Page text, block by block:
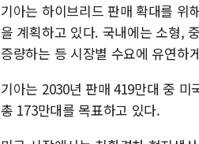
기아는 하이브리드 판매 확대를 위
을 계획하고 있다. 국내에는 소형,
증량하는 등 시장별 수요에 유연하
기아는 2030년 판매 419만대 중
총 173만대를 목표하고 있다.